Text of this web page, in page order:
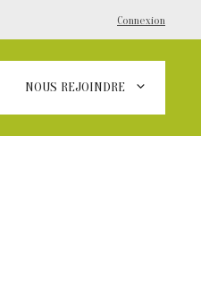
Connexion
NOUS REJOINDRE